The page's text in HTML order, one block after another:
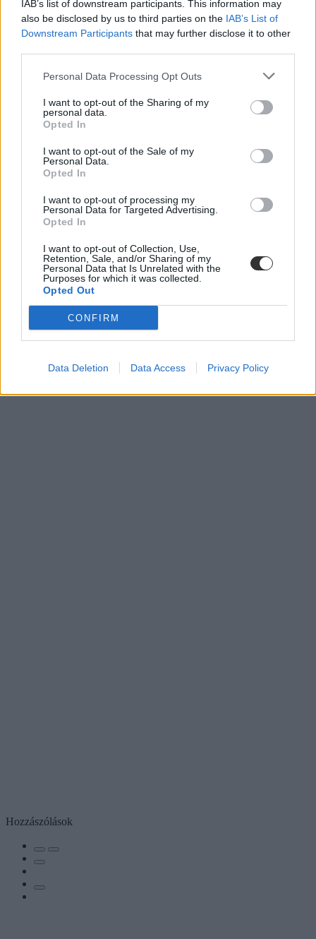
IAB’s list of downstream participants. This information may
also be disclosed by us to third parties on the IAB’s List of
Downstream Participants that may further disclose it to other
Personal Data Processing Opt Outs
I want to opt-out of the Sharing of my
personal data.
Opted In
I want to opt-out of the Sale of my
Personal Data.
Opted In
I want to opt-out of processing my
Personal Data for Targeted Advertising.
Opted In
I want to opt-out of Collection, Use,
Retention, Sale, and/or Sharing of my
Personal Data that Is Unrelated with the
Purposes for which it was collected.
Opted Out
CONFIRM
Data Deletion Data Access Privacy Policy
szte
szegedi tudományegyetem
online kurzus
online tanulás
ingyenes képzés
Coursera
ingyenes kurzusok
Hozzászólások